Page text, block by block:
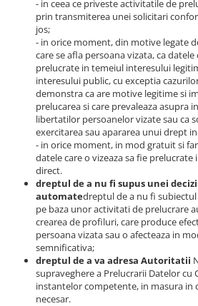
- in ceea ce priveste activitatile de
prin transmiterea unei solicitari
jos;
- in orice moment, din motive legate
care se afla persoana vizata, ca datele
prelucrate in temeiul interesului
interesului public, cu exceptia
demonstra ca are motive legitime si
prelucarea si care prevaleaza asupra
libertatilor persoanelor vizate sau ca
exercitarea sau apararea unui drept
- in orice moment, in mod gratuit si
datele care o vizeaza sa fie
direct.
dreptul de a nu fi supus unei
automatedreptul de a nu fi
pe baza unor activitati de prelucrare
crearea de profiluri, care produce
persoana vizata sau o afecteaza in
semnificativa;
dreptul de a va adresa Autoritatii
supraveghere a Prelucrarii Datelor cu
instantelor competente, in masura in
necesar.